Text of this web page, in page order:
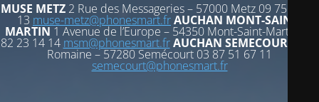
MUSE METZ 2 Rue des Messageries – 57000 Metz 09 75 72 53
13 muse-metz@phonesmart.frAUCHAN MONT-SAINT-
MARTIN 1 Avenue de l’Europe – 54350 Mont-Saint-Martin 03
82 23 14 14 msm@phonesmart.fr AUCHAN SEMECOURT
Romaine – 57280 Semécourt 03 87 51 67 11
semecourt@phonesmart.fr